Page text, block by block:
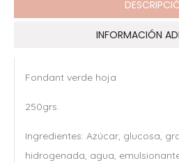
INFORMACIÓN
Fondant verde hoja
250grs.
Ingredientes: Azúcar, glucosa,
hidrogenada, agua,